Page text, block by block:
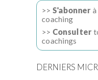
>> S'abonner
coaching
>> Consulter
coachings
DERNIERS